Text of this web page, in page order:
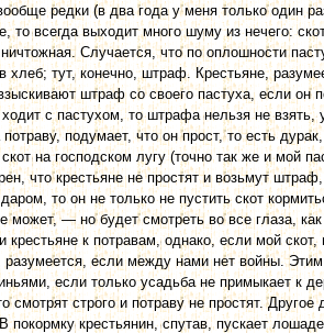
редки (в два года у меня только один
то всегда вы­ходит много шуму из нечего:
Случается, что по оплошности
хлеб; тут, конечно, штраф. Крестьяне,
штраф со своего пастуха, если он
с пастухом, то штрафа нельзя не
потраву, подумает, что он прост, то есть
на господском лугу (точно так же и мой
что крестьяне не простят и возьмут
то он не только не пустить скот
может, — но будет смотреть во все глаза,
кресть­яне к потравам, однако, если мой
разумеется, если между нами нет войны.
если только усадьба не примыкает к
смотрят строго и потраву не простят.
покормку крестьянин, спутав, пускает